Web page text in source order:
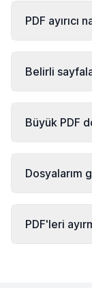
PDF ayırıcı
Belirli
Büyük PDF
Dosyalarım
PDF'leri